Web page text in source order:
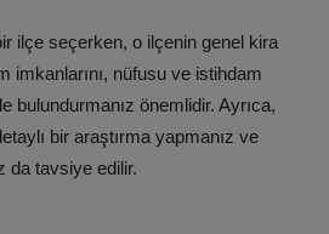
ilçe seçerken, o ilçenin genel kira
imkanlarını, nüfusu ve istihdam
bulundurmanız önemlidir. Ayrıca,
bir araştırma yapmanız ve
da tavsiye edilir.